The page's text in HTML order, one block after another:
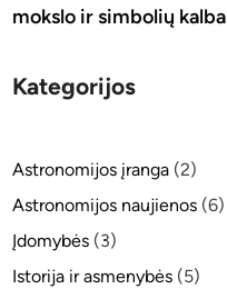
mokslo ir simbolių kalba
Kategorijos
Astronomijos įranga (2)
Astronomijos naujienos (6)
Įdomybės (3)
Istorija ir asmenybės (5)